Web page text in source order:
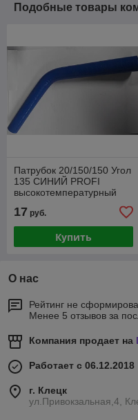
Подобные товары
Патрубок 20/150/150 Угол
135 СИНИЙ PROFI
высокотемпературный
17 руб.
Купить
О нас
Рейтинг не
Менее 5 отзывов за
Компания продает на
Работает с 06.12.2018
г. Клецк
ул.Привокзальная,4,